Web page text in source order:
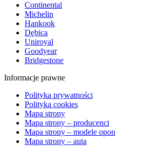
Continental
Michelin
Hankook
Dębica
Uniroyal
Goodyear
Bridgestone
Informacje prawne
Polityka prywatności
Polityka cookies
Mapa strony
Mapa strony – producenci
Mapa strony – modele opon
Mapa strony – auta